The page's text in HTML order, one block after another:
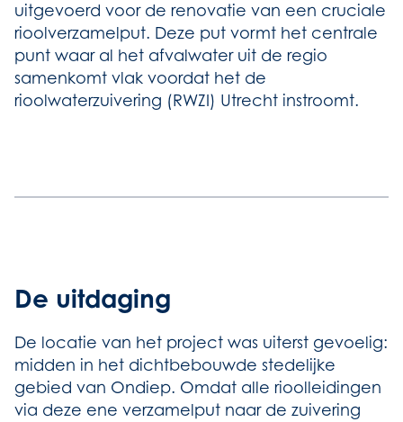
uitgevoerd voor de renovatie van een cruciale
rioolverzamelput. Deze put vormt het centrale
punt waar al het afvalwater uit de regio
samenkomt vlak voordat het de
rioolwaterzuivering (RWZI) Utrecht instroomt.
De uitdaging
De locatie van het project was uiterst gevoelig:
midden in het dichtbebouwde stedelijke
gebied van Ondiep. Omdat alle rioolleidingen
via deze ene verzamelput naar de zuivering